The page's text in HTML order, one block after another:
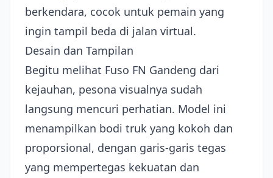
berkendara, cocok untuk pemain yang
ingin tampil beda di jalan virtual.
Desain dan Tampilan
Begitu melihat Fuso FN Gandeng dari
kejauhan, pesona visualnya sudah
langsung mencuri perhatian. Model ini
menampilkan bodi truk yang kokoh dan
proporsional, dengan garis-garis tegas
yang mempertegas kekuatan dan